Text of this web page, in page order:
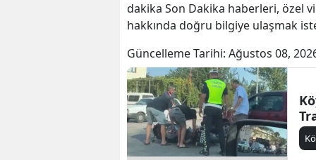
dakika Son Dakika haberleri, özel
hakkında doğru bilgiye ulaşmak
Güncelleme Tarihi: Ağustos 08,